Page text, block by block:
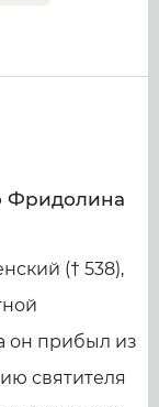
Фридолина
(† 538),
он прибыл из
святителя